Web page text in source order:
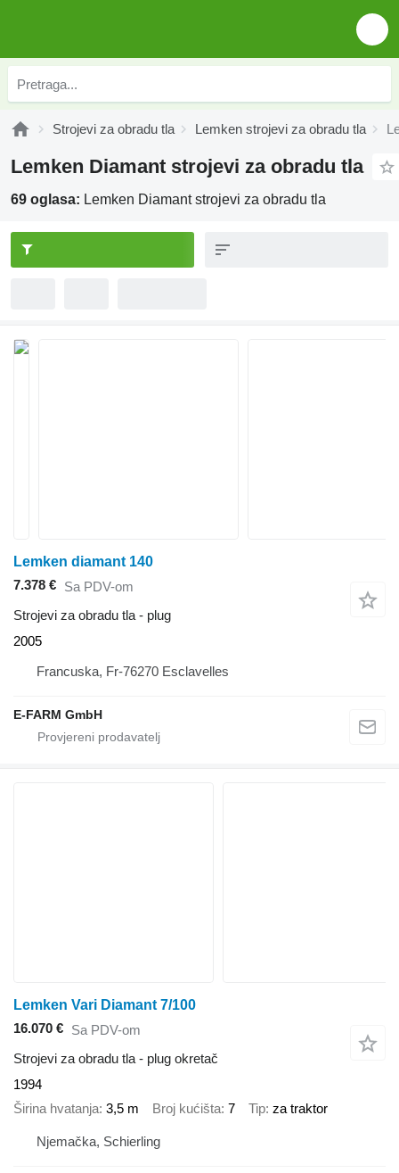
Strojevi za obradu tla Lemken strojevi za obradu tla
Lemken Diamant strojevi za obradu tla
69 oglasa: Lemken Diamant strojevi za obradu tla
Lemken diamant 140
7.378 € Sa PDV-om
Strojevi za obradu tla - plug
2005
Francuska, Fr-76270 Esclavelles
E-FARM GmbH
Lemken Vari Diamant 7/100
16.070 € Sa PDV-om
Strojevi za obradu tla - plug okretač
1994
Širina hvatanja 3,5 m Broj kućišta 7 Tip za traktor
Njemačka, Schierling